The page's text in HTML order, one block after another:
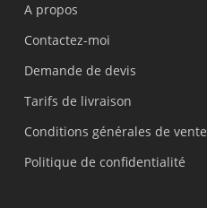
A propos
Contactez-moi
Demande de devis
Tarifs de livraison
Conditions générales de vente
Politique de confidentialité